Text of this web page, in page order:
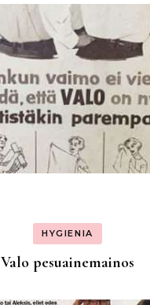
HYGIENIA
Valo pesuainemainos